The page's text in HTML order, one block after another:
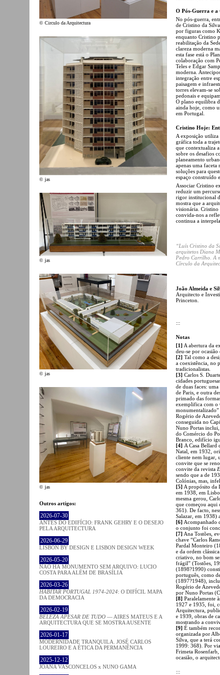
© Circulo da Arquitectura
© jas
© jas
© jas
© jas
Outros artigos:
2026-07-30
ANTES DO EDIFÍCIO: FRANK GEHRY E O DESEJO
PELA ARQUITECTURA
2026-06-29
LISBON BY DESIGN E LISBON DESIGN WEEK
2026-05-20
NÃO HÁ MONUMENTO SEM ARQUIVO: LUCIO
COSTA PARA ALÉM DE BRASÍLIA
2026-03-26
HABITAR PORTUGAL 1974-2024: O DIFÍCIL MAPA
DA DEMOCRACIA
2026-02-19
BELEZA APESAR DE TUDO — AIRES MATEUS E A
ARQUITECTURA QUE SE MOSTRA AUSENTE
2026-01-17
MODERNIDADE TRANQUILA. JOSÉ CARLOS
LOUREIRO E A ÉTICA DA PERMANÊNCIA
2025-12-12
JOANA VASCONCELOS x NUNO GAMA
O Pós-Guerra e
No pós-guerra,
de Cristino da
por figuras como
enquanto Cristino
reabilitação da
clareza moderna
esta fase está o
colaboração com
Teles e Edgar
moderna.
integração entre
paisagem e
torres elevam-se
pedonais e
O plano equilibra
ainda hoje, como
em Portugal.
Cristino Hoje:
A exposição
gráfica toda a
que contextualiza
sobre os desafios
planeamento
apenas uma faceta
soluções para
espaço construído
Associar Cristino
reduzir um
rigor institucional
mostra que a
visionária. Cristino
convida-nos a
continua a
“Luís Cristino da
arquitetos Diana
Pedro Carrilho. A
Círculo da
João Almeida e
Arquitecto e
Princeton.
:::
Notas
[1] A abertura da
deu-se por
[2] Tal como a
a coexistência, no
tradicionalistas.
[3] Carlos S.
cidades
de duas faces:
de Paris, e outra
primado das
exemplifica com o
monumentalizado”
Rogério de
conseguida no
Nuno Portas
do Comércio do
Branco, edifício
[4] A Casa Bellard
Natal, em 1932,
cliente nem lugar,
convite que se
convite da revista
sendo que a de
Colónias, mas,
[5] A propósito da
em 1938, em
mesma gerou,
que começou aqui
361). De facto,
Salazar, em 1938)
[6] Acompanhado
o conjunto foi
[7] Ana Tostões,
chave “Carlos
Pardal Monteiro
e da ordem
criativo, no bom
frágil” (Tostões,
(1898?1990)
português, como
(1897?1948),
Rogério de
por Nuno Portas
[8] Paralelamente
1927 e 1935, foi,
Arquitectura,
e 1939, obras de
mostrando a
[9] É também
organizada por
Silva, que a terá
1999: 368). Por
Frimeta
ocasião, o
:::